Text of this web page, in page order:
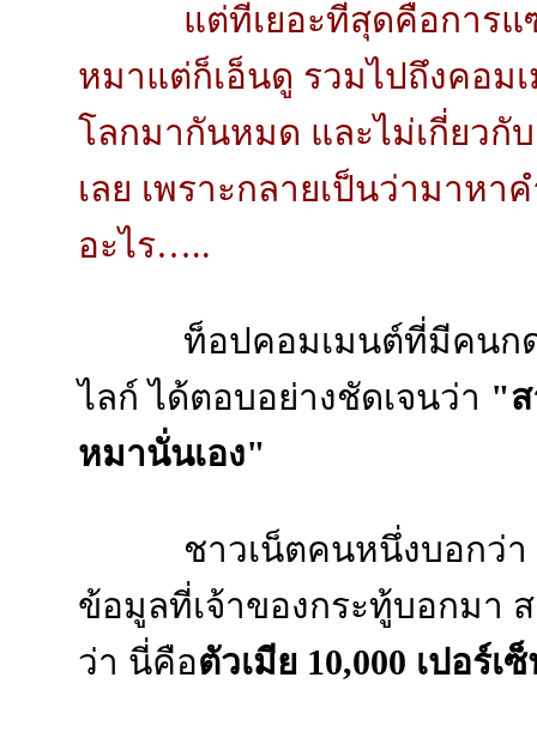
แต่ที่เยอะที่สุดคือการแ
หมาแต่ก็เอ็นดู รวมไปถึงคอม
โลกมากันหมด และไม่เกี่ยวกั
เลย เพราะกลายเป็นว่ามาห
อะไร…..
ท็อปคอมเมนต์ที่มีคนก
ไลก์ ได้ตอบอย่างชัดเจนว่า "
หมานั่นเอง"
ชาวเน็ตคนหนึ่งบอกว่
ข้อมูลที่เจ้าของกระทู้บอกมา
ว่า นี่คือตัวเมีย 10,000 เปอร์เ